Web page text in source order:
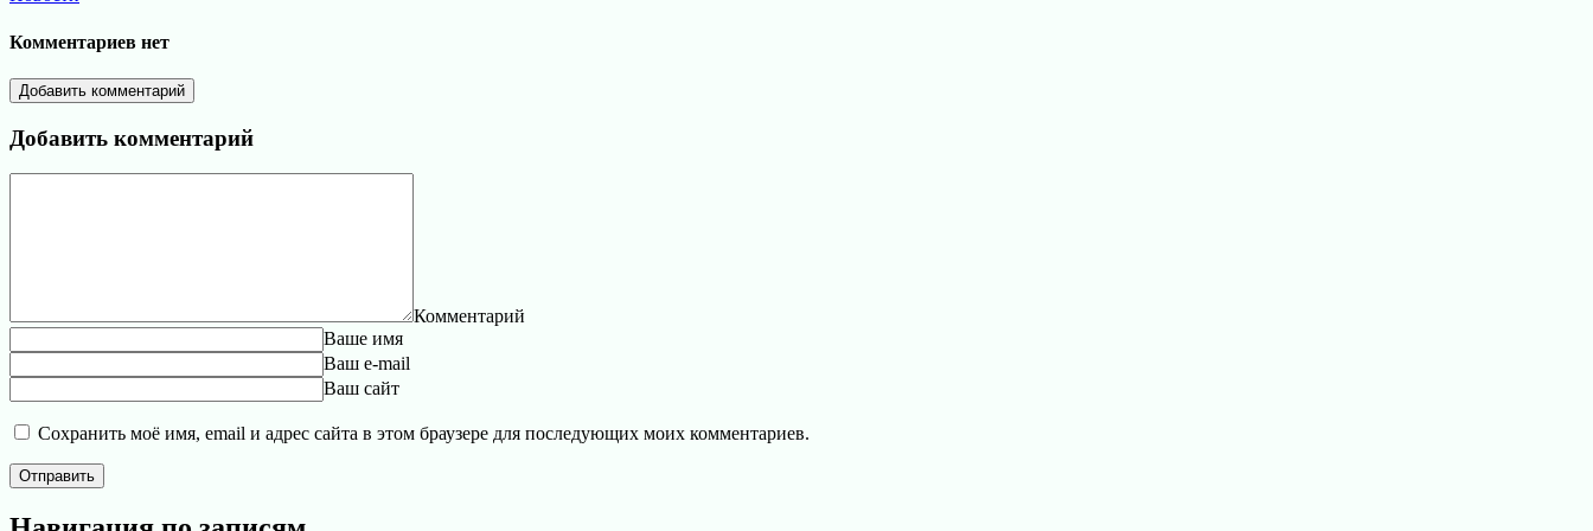
Комментариев нет
Добавить комментарий
Добавить комментарий
Комментарий
Ваше имя
Ваш e-mail
Ваш сайт
Сохранить моё имя, email и адрес сайта в этом браузере для последующих моих комментариев.